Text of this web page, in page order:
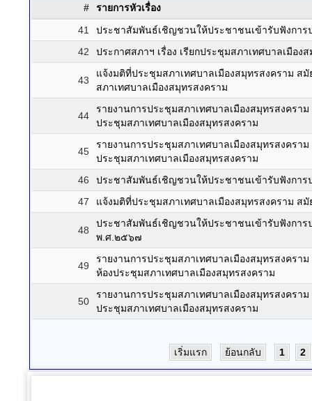
#
รายการหัวเรื่อง
41
ประชาสัมพันธ์เชิญชวนให้ประชาชนเข้ารับฟังกา
42
ประกาศสภาฯ เรื่อง เรียกประชุมสภาเทศบาลเมื
43
แจ้งมติที่ประชุมสภาเทศบาลเมืองสมุทรสงคราม
สภาเทศบาลเมืองสมุทรสงคราม
44
รายงานการประชุมสภาเทศบาลเมืองสมุทรสงค
ประชุมสภาเทศบาลเมืองสมุทรสงคราม
45
รายงานการประชุมสภาเทศบาลเมืองสมุทรสงค
ประชุมสภาเทศบาลเมืองสมุทรสงคราม
46
ประชาสัมพันธ์เชิญชวนให้ประชาชนเข้ารับฟังกา
47
แจ้งมติที่ประชุมสภาเทศบาลเมืองสมุทรสงคราม
48
ประชาสัมพันธ์เชิญชวนให้ประชาชนเข้ารับฟังการ
พ.ศ.๒๕๖๗
49
รายงานการประชุมสภาเทศบาลเมืองสมุทรสงค
ห้องประชุมสภาเทศบาลเมืองสมุทรสงคราม
50
รายงานการประชุมสภาเทศบาลเมืองสมุทรสงค
ประชุมสภาเทศบาลเมืองสมุทรสงคราม
เริ่มแรก ย้อนกลับ 1 2